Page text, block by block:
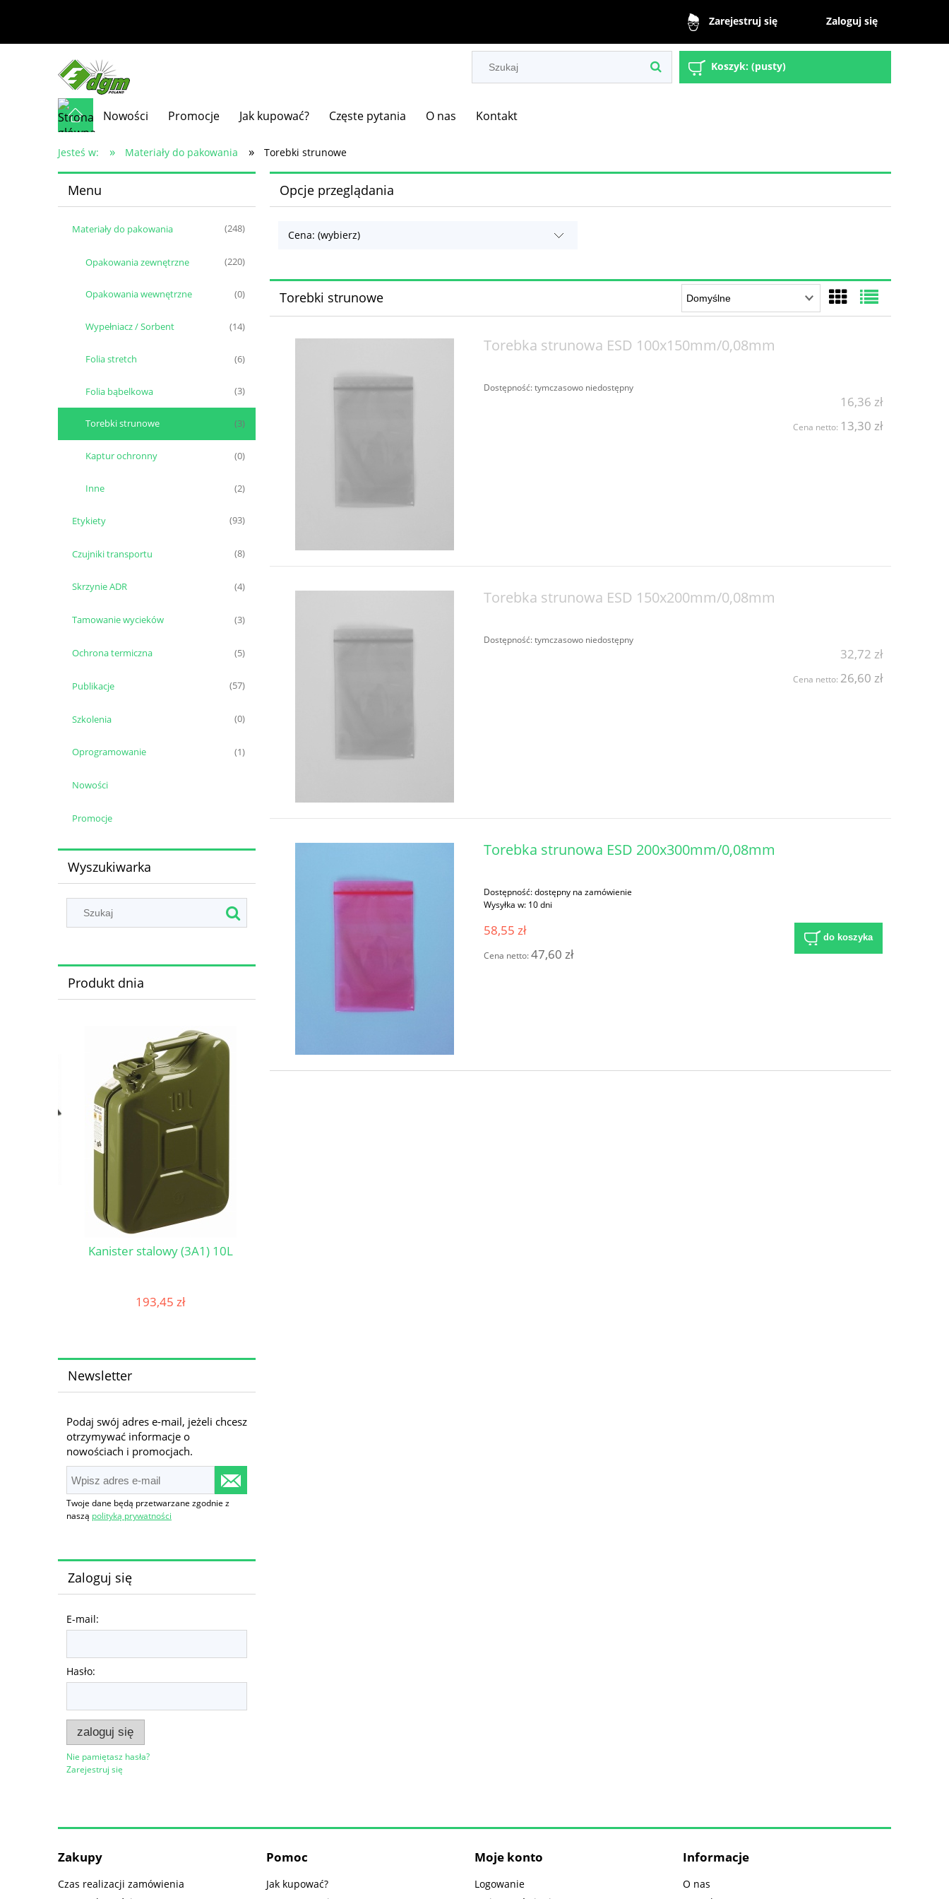
Zarejestruj się Zaloguj się
Koszyk: (pusty)
Nowości Promocje Jak kupować? Częste pytania O nas Kontakt
Jesteś w: » Materiały do pakowania » Torebki strunowe
Menu
Materiały do pakowania (248)
Opakowania zewnętrzne (220)
Opakowania wewnętrzne (0)
Wypełniacz / Sorbent (14)
Folia stretch (6)
Folia bąbelkowa (3)
Torebki strunowe (3)
Kaptur ochronny (0)
Inne (2)
Etykiety (93)
Czujniki transportu (8)
Skrzynie ADR (4)
Tamowanie wycieków (3)
Ochrona termiczna (5)
Publikacje (57)
Szkolenia (0)
Oprogramowanie (1)
Nowości
Promocje
Wyszukiwarka
Produkt dnia
Kanister stalowy (3A1) 10L
193,45 zł
Newsletter
Podaj swój adres e-mail, jeżeli chcesz
otrzymywać informacje o
nowościach i promocjach.
Twoje dane będą przetwarzane zgodnie z
naszą polityką prywatności
Zaloguj się
E-mail:
Hasło:
zaloguj się
Nie pamiętasz hasła?
Zarejestruj się
Opcje przeglądania
Cena: (wybierz)
Torebki strunowe
Torebka strunowa ESD 100x150mm/0,08mm
Dostępność:tymczasowo niedostępny
16,36 zł
Cena netto: 13,30 zł
Torebka strunowa ESD 150x200mm/0,08mm
Dostępność:tymczasowo niedostępny
32,72 zł
Cena netto: 26,60 zł
Torebka strunowa ESD 200x300mm/0,08mm
Dostępność:dostępny na zamówienie
Wysyłka w: 10 dni
58,55 zł
Cena netto:47,60 zł
do koszyka
Zakupy
Czas realizacji zamówienia
Pomoc
Jak kupować?
Moje konto
Logowanie
Informacje
O nas